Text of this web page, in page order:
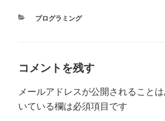
e
o
k
er
カ
プログラミング
コメントを残す
メールアドレスが公開されることは
いている欄は必須項目です